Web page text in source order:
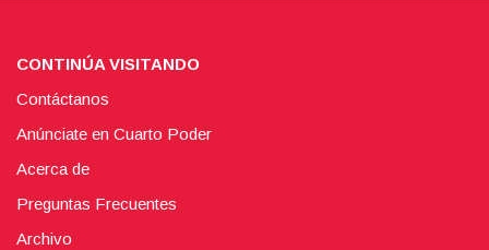
CONTINÚA VISITANDO
Contáctanos
Anúnciate en Cuarto Poder
Acerca de
Preguntas Frecuentes
Archivo